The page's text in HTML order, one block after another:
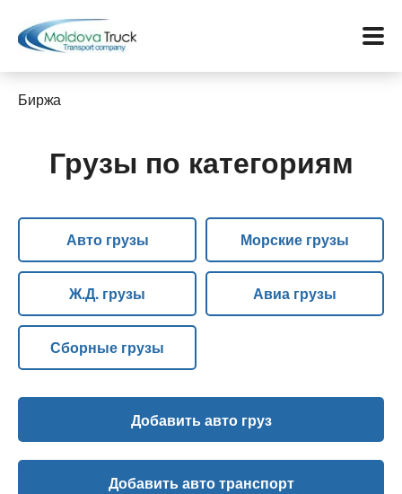
Меню
Услуги
Контакты
Биржа
Биржа
Грузы по категориям
Авто грузы Морские грузы
Ж.Д. грузы Авиа грузы
Сборные грузы
Добавить авто груз
Добавить авто транспорт